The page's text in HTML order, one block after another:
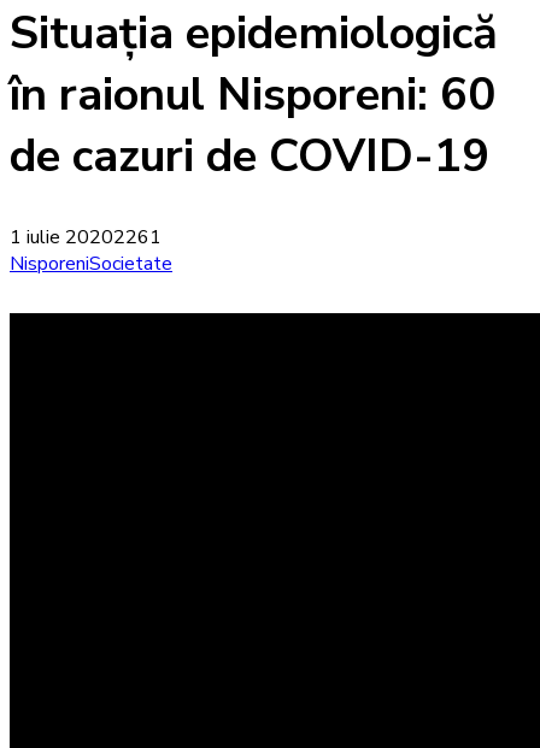
Situaţia epidemiologică
în raionul Nisporeni: 60
de cazuri de COVID-19
1 iulie 20202261
NisporeniSocietate